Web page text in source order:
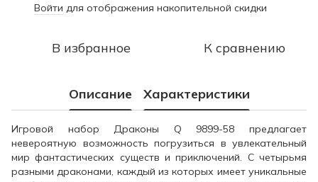
Войти для отображения накопительной скидки
В избранное К сравнению
Описание Характеристики
Игровой набор Драконы Q 9899-58 предлагает
невероятную возможность погрузиться в увлекательный
мир фантастических существ и приключений. С четырьмя
разными драконами, каждый из которых имеет уникальные